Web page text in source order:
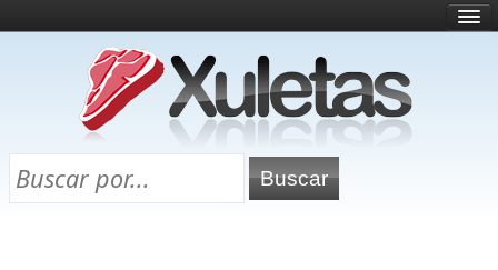
¿Qué es esto?
Directorio
Chuletas para exámenes